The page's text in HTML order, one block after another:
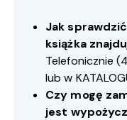
Jak
książka
Telefonicznie (
lub w
Czy mogę
jest